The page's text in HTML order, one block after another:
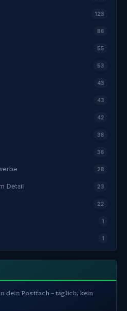
123
86
55
53
43
43
42
38
36
28
Detail 23
22
1
1
dein Postfach – täglich, kein